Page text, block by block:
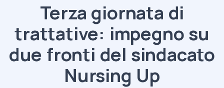
Terza giornata di
trattative: impegno su
due fronti del sindacato
Nursing Up